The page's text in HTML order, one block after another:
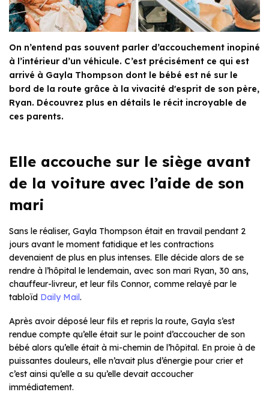
On n’entend pas souvent parler d’accouchement inopiné
à l’intérieur d’un véhicule. C’est précisément ce qui est
arrivé à Gayla Thompson dont le bébé est né sur le
bord de la route grâce à la vivacité d'esprit de son père,
Ryan. Découvrez plus en détails le récit incroyable de
ces parents.
Elle accouche sur le siège avant
de la voiture avec l’aide de son
mari
Sans le réaliser, Gayla Thompson était en travail pendant 2
jours avant le moment fatidique et les contractions
devenaient de plus en plus intenses. Elle décide alors de se
rendre à l’hôpital le lendemain, avec son mari Ryan, 30 ans,
chauffeur-livreur, et leur fils Connor, comme relayé par le
tabloïd Daily Mail .
Après avoir déposé leur fils et repris la route, Gayla s’est
rendue compte qu’elle était sur le point d’accoucher de son
bébé alors qu’elle était à mi-chemin de l’hôpital. En proie à de
puissantes douleurs, elle n’avait plus d’énergie pour crier et
c’est ainsi qu’elle a su qu’elle devait accoucher
immédiatement.